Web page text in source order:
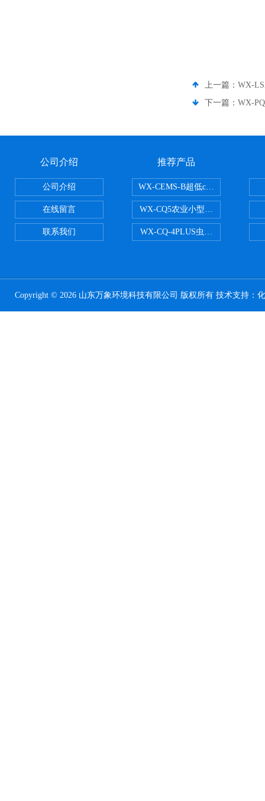
上一篇： WX-
下一篇： WX-
公司介绍
公司介绍
在线留言
联系我们
推荐产品
WX-CEMS-B超低cems烟气监测系
WX-CQ5农业小型气象站
WX-CQ-4PLUS虫情测报灯
Copyright © 2026 山东万象环境科技有限公司 版权所有 技术支持：